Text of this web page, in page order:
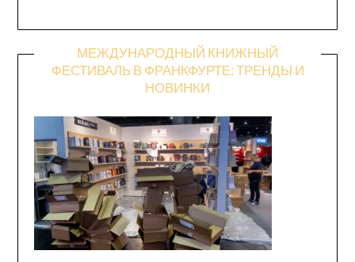
МЕЖДУНАРОДНЫЙ КНИЖНЫЙ
ФЕСТИВАЛЬ В ФРАНКФУРТЕ: ТРЕНДЫ И
НОВИНКИ